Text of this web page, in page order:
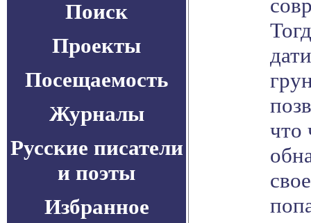
Поиск
Проекты
Посещаемость
Журналы
Русские писатели
и поэты
Избранное
что